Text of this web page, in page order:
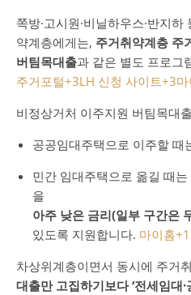
쪽방·고시원·비닐하우스·반지
약계층에게는, 주거취약계층 주
버팀목대출과 같은 별도 프로그
주거포털+3LH 신청 사이트+3
비정상거처 이주지원 버팀목대
공공임대주택으로 이주할 때
민간 임대주택으로 옮길 때
을
아주 낮은 금리(일부 구간은
있도록 지원합니다. 마이홈+1
차상위계층이면서 동시에 주거
대출만 고집하기보다 ‘전세임대